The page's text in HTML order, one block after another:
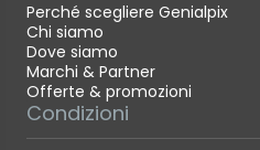
Perché scegliere Genialpix
Chi siamo
Dove siamo
Marchi & Partner
Offerte & promozioni
Condizioni